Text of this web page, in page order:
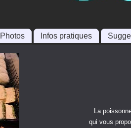
Photos Infos pratiques
La
qui vous